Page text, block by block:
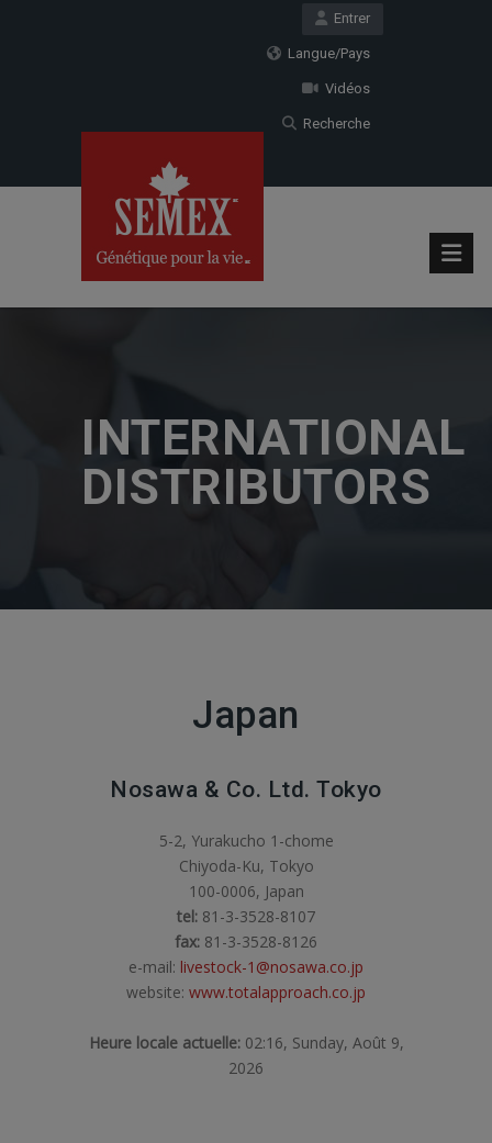
Entrer
Langue/Pays
Vidéos
Recherche
INTERNATIONAL
DISTRIBUTORS
Japan
Nosawa & Co. Ltd. Tokyo
5-2, Yurakucho 1-chome
Chiyoda-Ku, Tokyo
100-0006, Japan
tel: 81-3-3528-8107
fax: 81-3-3528-8126
e-mail: livestock-1@nosawa.co.jp
website: www.totalapproach.co.jp
Heure locale actuelle:02:16, Sunday, Août 9,
2026